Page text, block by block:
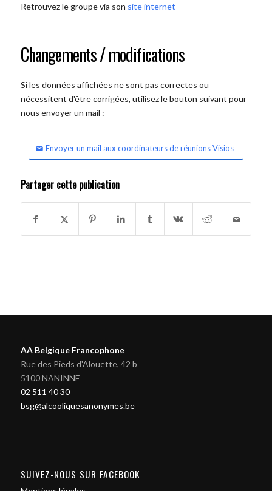
Retrouvez le groupe via son site internet
Changements / modifications
Si les données affichées ne sont pas correctes ou
nécessitent d'être corrigées, utilisez le bouton suivant pour
nous envoyer un mail :
Envoyer un mail aux coordinateurs de réunions Visios
Partager cette publication
AA Belgique Francophone
Rue des Pieds d'Alouette, 42 b
5100 NANINNE
02 511 40 30
bsg@alcooliquesanonymes.be
SUIVEZ-NOUS SUR FACEBOOK